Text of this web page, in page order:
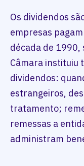
Os dividendos
empresas
década de 1990,
Câmara instituiu
dividendos:
estrangeiros,
tratamento;
remessas a
administram